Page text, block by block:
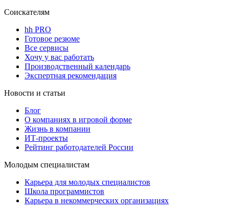
Соискателям
hh PRO
Готовое резюме
Все сервисы
Хочу у вас работать
Производственный календарь
Экспертная рекомендация
Новости и статьи
Блог
О компаниях в игровой форме
Жизнь в компании
ИТ-проекты
Рейтинг работодателей России
Молодым специалистам
Карьера для молодых специалистов
Школа программистов
Карьера в некоммерческих организациях